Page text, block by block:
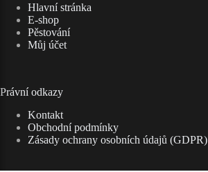
Hlavní stránka
E-shop
Pěstování
Můj účet
Právní odkazy
Kontakt
Obchodní podmínky
Zásady ochrany osobních údajů (GDPR)